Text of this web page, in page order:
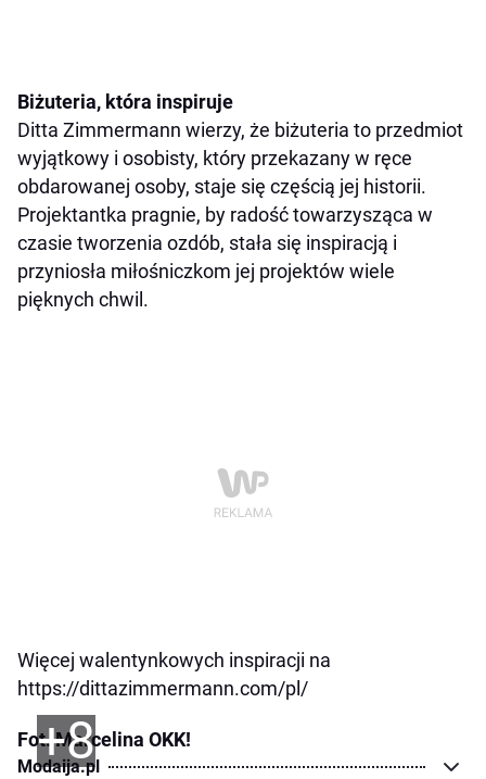
Biżuteria, która inspiruje
Ditta Zimmermann wierzy, że biżuteria to przedmiot
wyjątkowy i osobisty, który przekazany w ręce
obdarowanej osoby, staje się częścią jej historii.
Projektantka pragnie, by radość towarzysząca w
czasie tworzenia ozdób, stała się inspiracją i
przyniosła miłośniczkom jej projektów wiele
pięknych chwil.
Więcej walentynkowych inspiracji na
https://dittazimmermann.com/pl/
+8
Fot. Marcelina OKK!
Modaija.pl